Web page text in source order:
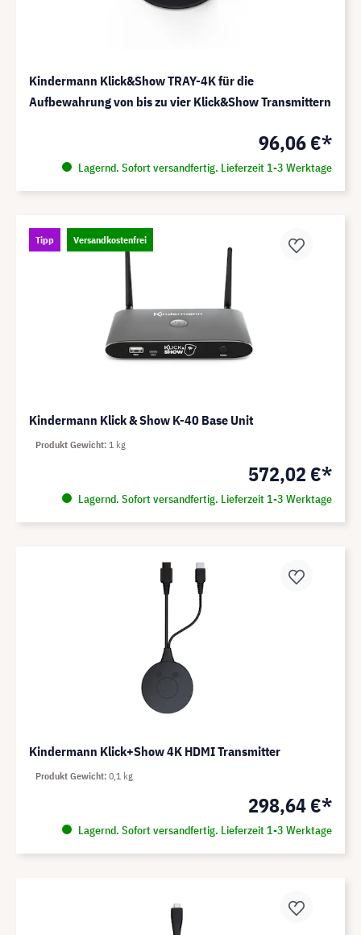
Kindermann Klick&Show TRAY-4K für die
Aufbewahrung von bis zu vier Klick&Show Transmittern
96,06 €*
Lagernd. Sofort versandfertig. Lieferzeit 1-3 Werktage
Tipp Versandkostenfrei
Kindermann Klick & Show K-40 Base Unit
572,02 €*
Lagernd. Sofort versandfertig. Lieferzeit 1-3 Werktage
Produkt Gewicht 1 kg
Kindermann Klick+Show 4K HDMI Transmitter
298,64 €*
Lagernd. Sofort versandfertig. Lieferzeit 1-3 Werktage
Produkt Gewicht 0,1 kg